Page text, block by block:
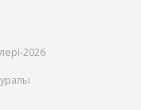
2026